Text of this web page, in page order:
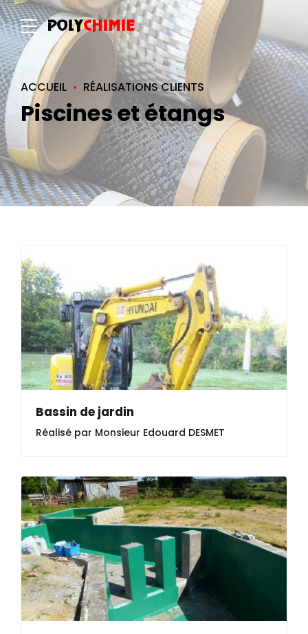
ACCUEIL RÉALISATIONS CLIENTS
Piscines et étangs
Bassin de jardin
Réalisé par Monsieur Edouard DESMET